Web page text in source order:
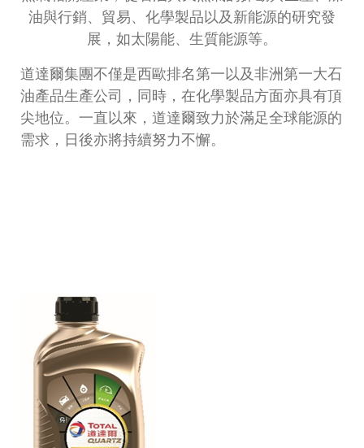
油與行銷、貿易、化學製品以及新能源的研究發
展，如太陽能、生質能源等。
道達爾集團不僅是西歐排名第一以及非洲第一大石
油產品生產公司，同時，在化學製品方面亦具有頂
尖地位。一直以來，道達爾致力於滿足全球能源的
需求，日後亦將持續努力不懈。